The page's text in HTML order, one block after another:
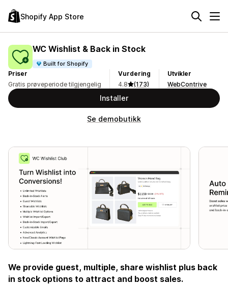
Shopify App Store
WC Wishlist & Back in Stock
Built for Shopify
Priser
Gratis prøveperiode tilgjengelig
Vurdering
4.8
(173)
Utvikler
WebContrive
Installer
Se demobutikk
We provide guest, multiple, share wishlist plus back
in stock options to attract and boost sales.